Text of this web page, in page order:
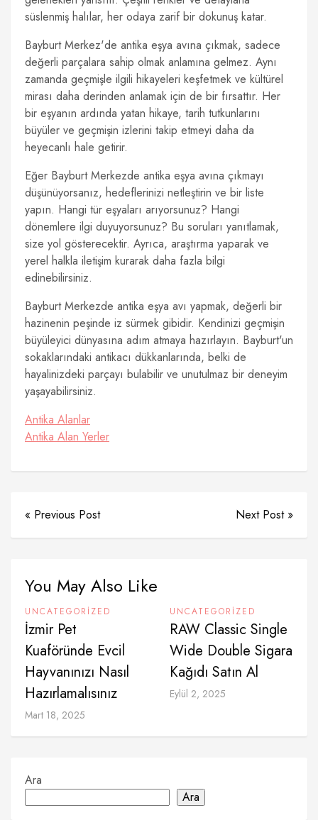
süslenmiş halılar, her odaya zarif bir dokunuş katar.
Bayburt Merkez'de antika eşya avına çıkmak, sadece
değerli parçalara sahip olmak anlamına gelmez. Aynı
zamanda geçmişle ilgili hikayeleri keşfetmek ve kültürel
mirası daha derinden anlamak için de bir fırsattır. Her
bir eşyanın ardında yatan hikaye, tarih tutkunlarını
büyüler ve geçmişin izlerini takip etmeyi daha da
heyecanlı hale getirir.
Eğer Bayburt Merkezde antika eşya avına çıkmayı
düşünüyorsanız, hedeflerinizi netleştirin ve bir liste
yapın. Hangi tür eşyaları arıyorsunuz? Hangi
dönemlere ilgi duyuyorsunuz? Bu soruları yanıtlamak,
size yol gösterecektir. Ayrıca, araştırma yaparak ve
yerel halkla iletişim kurarak daha fazla bilgi
edinebilirsiniz.
Bayburt Merkezde antika eşya avı yapmak, değerli bir
hazinenin peşinde iz sürmek gibidir. Kendinizi geçmişin
büyüleyici dünyasına adım atmaya hazırlayın. Bayburt'un
sokaklarındaki antikacı dükkanlarında, belki de
hayalinizdeki parçayı bulabilir ve unutulmaz bir deneyim
yaşayabilirsiniz.
Antika Alanlar
Antika Alan Yerler
« Previous Post Next Post »
You May Also Like
UNCATEGORIZED
İzmir Pet
Kuaföründe Evcil
Hayvanınızı Nasıl
Hazırlamalısınız
Mart 18, 2025
UNCATEGORIZED
RAW Classic Single
Wide Double Sigara
Kağıdı Satın Al
Eylül 2, 2025
Ara
Ara